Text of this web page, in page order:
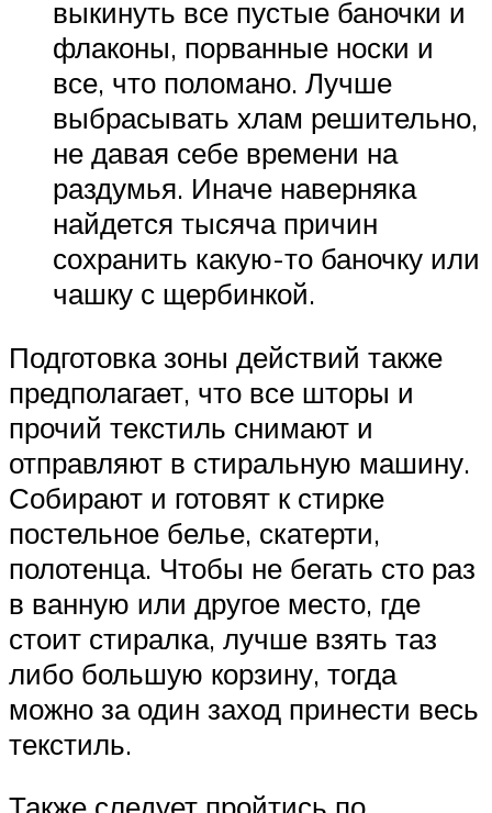
выкинуть все пустые баночки и
флаконы, порванные носки и
все, что поломано. Лучше
выбрасывать хлам решительно,
не давая себе времени на
раздумья. Иначе наверняка
найдется тысяча причин
сохранить какую-то баночку или
чашку с щербинкой.
Подготовка зоны действий также
предполагает, что все шторы и
прочий текстиль снимают и
отправляют в стиральную машину.
Собирают и готовят к стирке
постельное белье, скатерти,
полотенца. Чтобы не бегать сто раз
в ванную или другое место, где
стоит стиралка, лучше взять таз
либо большую корзину, тогда
можно за один заход принести весь
текстиль.